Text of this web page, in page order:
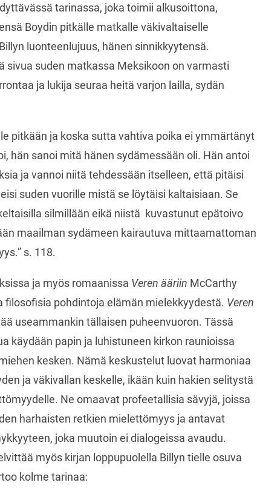
tarinassa, joka toimii alkusoittona,
Boydin pitkälle matkalle väkivaltaiselle
luonteenlujuus, hänen sinnikkyytensä.
sivua suden matkassa Meksikoon on varmasti
ja lukija seuraa heitä varjon lailla, sydän
pitkään ja koska sutta vahtiva poika ei ymmärtänyt
hän sanoi mitä hänen sydämessään oli. Hän antoi
ja vannoi niitä tehdessään itselleen, että pitäisi
suden vuorille mistä se löytäisi kaltaisiaan. Se
silmillään eikä niistä kuvastunut epätoivo
maailman sydämeen kairautuva mittaamattoman
s. 118.
ja myös romaanissa Veren ääriin McCarthy
filosofisia pohdintoja elämän mielekkyydestä. Veren
useammankin tällaisen puheenvuoron. Tässä
käydään papin ja luhistuneen kirkon raunioissa
kesken. Nämä keskustelut luovat harmoniaa
ja väkivallan keskelle, ikään kuin hakien selitystä
Ne omaavat profeetallisia sävyjä, joissa
harhaisten retkien mielettömyys ja antavat
joka muutoin ei dialogeissa avaudu.
myös kirjan loppupuolella Billyn tielle osuva
kolme tarinaa: